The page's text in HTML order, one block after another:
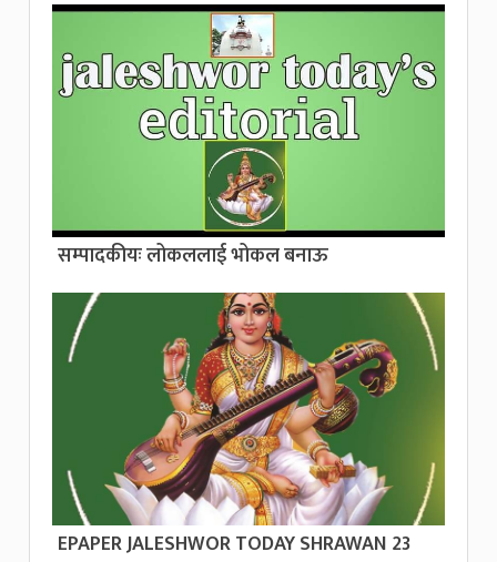
सम्पादकीयः लोकललाई भोकल बनाऊ
EPAPER JALESHWOR TODAY SHRAWAN 23